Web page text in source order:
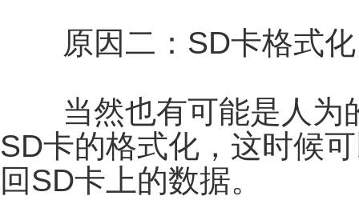
原因二：SD卡格式化
当然也有可能是人为
SD卡的格式化，这时候
回SD卡上的数据。